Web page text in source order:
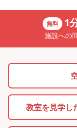
無料 1
施設への
教室を見学し